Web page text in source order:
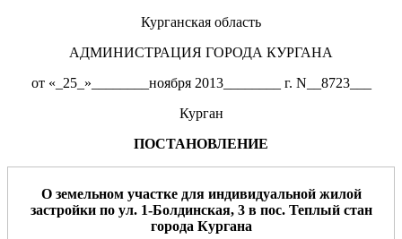
Курганская область
АДМИНИСТРАЦИЯ ГОРОДА КУРГАНА
от «_25_»________ноября 2013________ г. N__8723___
Курган
ПОСТАНОВЛЕНИЕ
О земельном участкедля индивидуальной жилой
застройки по ул. 1-Болдинская, 3 в пос. Теплый стан
города Кургана